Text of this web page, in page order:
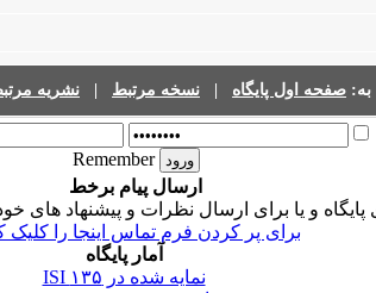
صفحه اول پایگاه نسخه مرتبط نشریه
Remember
ارسال پیام برخط
و یا برای ارسال نظرات و پیشنهاد های
برای پر کردن فرم تماس اینجا را کلیک
آمار پایگاه
نمایه شده در ISI ۱۳۵